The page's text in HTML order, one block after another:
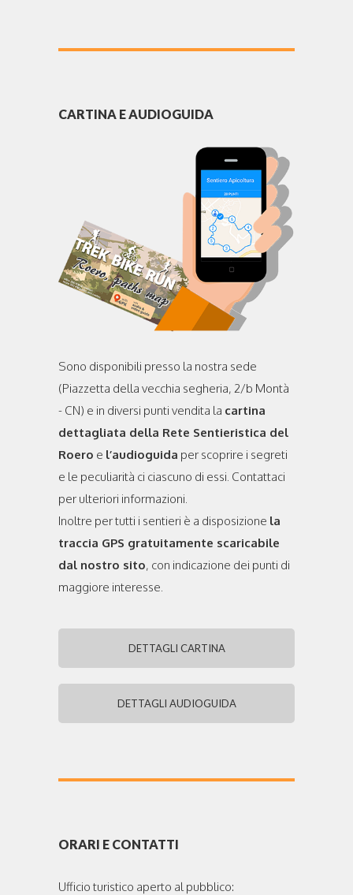
CARTINA E AUDIOGUIDA
Sono disponibili presso la nostra sede
(Piazzetta della vecchia segheria, 2/b Montà
- CN) e in diversi punti vendita la cartina
dettagliata della Rete Sentieristica del
Roero e l’audioguida per scoprire i segreti
e le peculiarità ci ciascuno di essi. Contattaci
per ulteriori informazioni.
Inoltre per tutti i sentieri è a disposizione la
traccia GPS gratuitamente scaricabile
dal nostro sito, con indicazione dei punti di
maggiore interesse.
DETTAGLI CARTINA
DETTAGLI AUDIOGUIDA
ORARI E CONTATTI
Ufficio turistico aperto al pubblico: